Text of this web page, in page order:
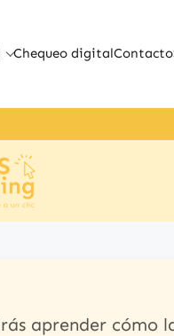
Chequeo digitalContacto
aprender cómo